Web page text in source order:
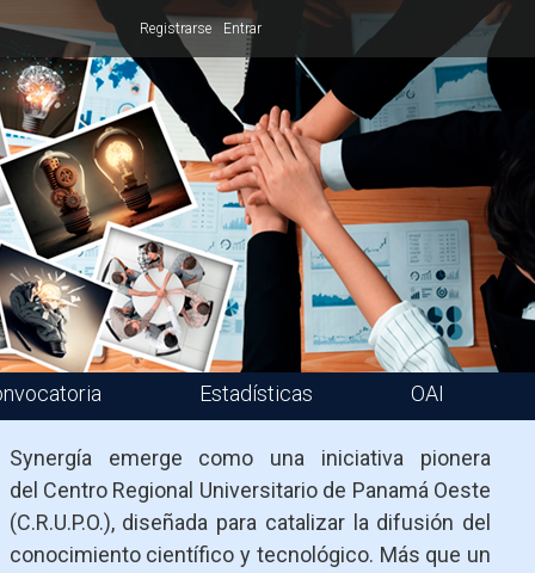
Registrarse Entrar
Estadísticas OAI
Synergía emerge como una iniciativa pionera
del Centro Regional Universitario de Panamá Oeste
(C.R.U.P.O.), diseñada para catalizar la difusión del
conocimiento científico y tecnológico. Más que un